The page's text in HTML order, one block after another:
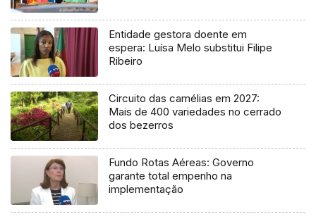
Entidade gestora doente em
espera: Luísa Melo substitui Filipe
Ribeiro
Circuito das camélias em 2027:
Mais de 400 variedades no cerrado
dos bezerros
Fundo Rotas Aéreas: Governo
garante total empenho na
implementação